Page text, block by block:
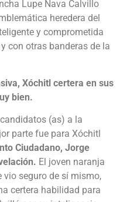
Lupe Nava Calvillo
heredera del
y comprometida
con otras banderas de la
Xóchitl certera en sus
bien.
(as) a la
parte fue para Xóchitl
Ciudadano, Jorge
El joven naranja
vio seguro de sí mismo,
certera habilidad para